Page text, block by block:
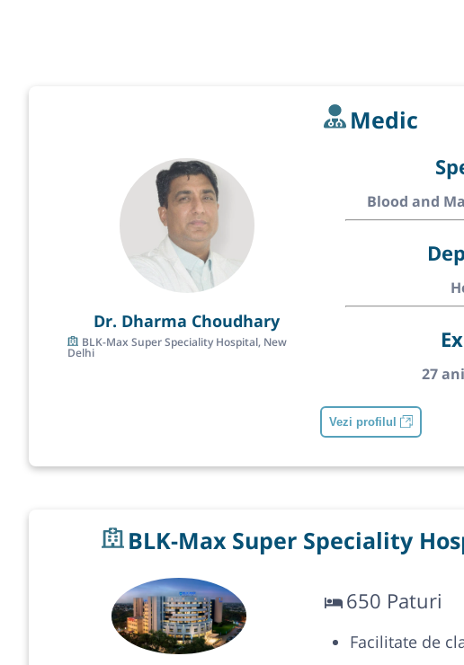
Medic
Dr. Dharma Choudhary
BLK-Max Super Speciality Hospital, New
Delhi
Blood and
27
Vezi profilul
BLK-Max Super Speciality
650 Paturi
Facilitate de